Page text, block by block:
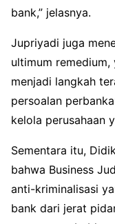
bank,” jelasnya.
Jupriyadi juga
ultimum remedium,
menjadi langkah
persoalan
kelola perusahaan
Sementara itu,
bahwa Business
anti-kriminalisasi
bank dari jerat